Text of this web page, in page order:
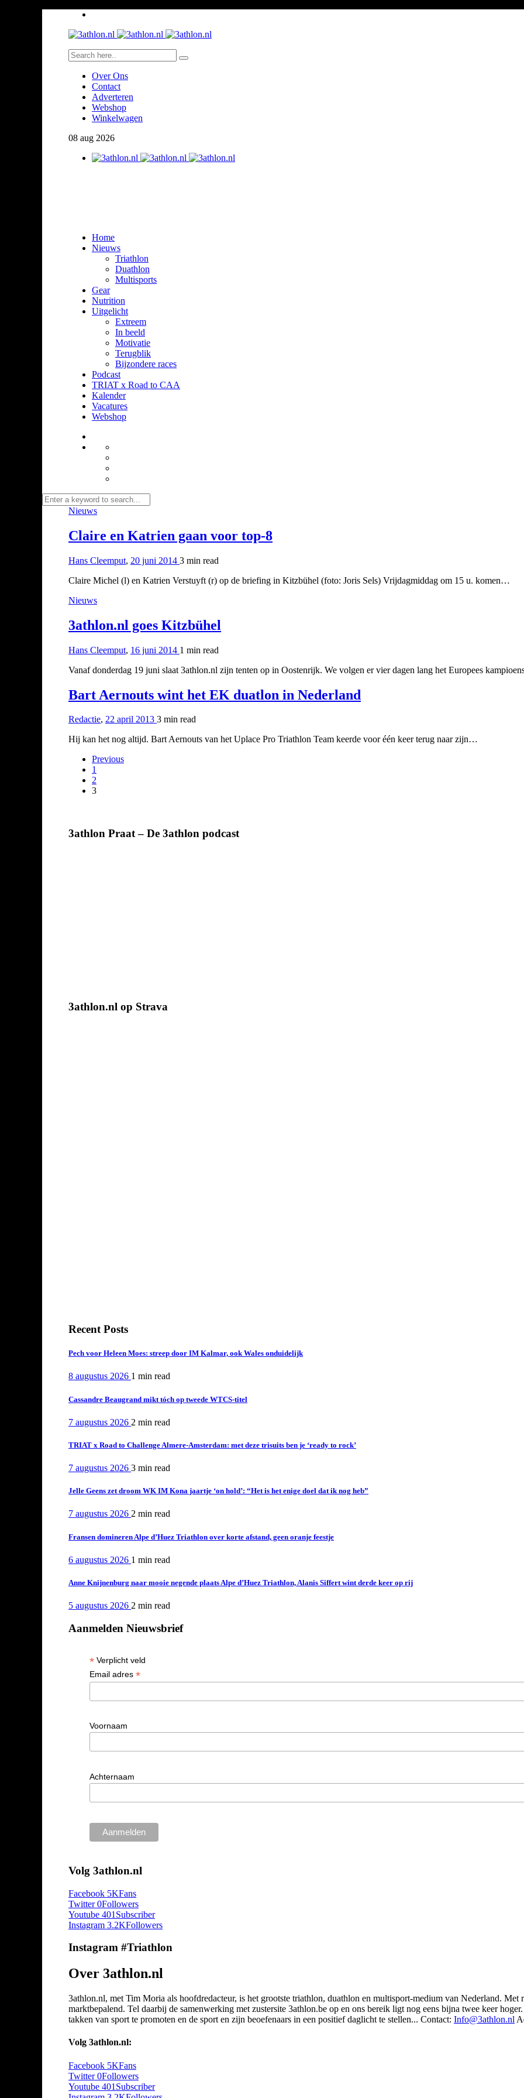
Over Ons
Contact
Adverteren
Webshop
Winkelwagen
08 aug 2026
Home
Nieuws
Triathlon
Duathlon
Multisports
Gear
Nutrition
Uitgelicht
Extreem
In beeld
Motivatie
Terugblik
Bijzondere races
Podcast
TRIAT x Road to CAA
Kalender
Vacatures
Webshop
Nieuws
Claire en Katrien gaan voor top-8
Hans Cleemput, 20 juni 2014 3 min read
Claire Michel (l) en Katrien Verstuyft (r) op de briefing in Kitzbühel (foto: Joris Sels) Vrijdagmiddag om 15 u. komen…
Nieuws
3athlon.nl goes Kitzbühel
Hans Cleemput, 16 juni 2014 1 min read
Vanaf donderdag 19 juni slaat 3athlon.nl zijn tenten op in Oostenrijk. We volgen er vier dagen lang het Europees
Bart Aernouts wint het EK duatlon in Nederland
Redactie, 22 april 2013 3 min read
Hij kan het nog altijd. Bart Aernouts van het Uplace Pro Triathlon Team keerde voor één keer terug naar zijn…
Previous
1
2
3
3athlon Praat – De 3athlon podcast
3athlon.nl op Strava
Recent Posts
Pech voor Heleen Moes: streep door IM Kalmar, ook Wales onduidelijk
8 augustus 2026 1 min read
Cassandre Beaugrand mikt tóch op tweede WTCS-titel
7 augustus 2026 2 min read
TRIAT x Road to Challenge Almere-Amsterdam: met deze trisuits ben je ‘ready to rock’
7 augustus 2026 3 min read
Jelle Geens zet droom WK IM Kona jaartje ‘on hold’: “Het is het enige doel dat ik nog heb”
7 augustus 2026 2 min read
Fransen domineren Alpe d’Huez Triathlon over korte afstand, geen oranje feestje
6 augustus 2026 1 min read
Anne Knijnenburg naar mooie negende plaats Alpe d’Huez Triathlon, Alanis Siffert wint derde keer op rij
5 augustus 2026 2 min read
Aanmelden Nieuwsbrief
* Verplicht veld
Email adres *
Voornaam
Achternaam
Volg 3athlon.nl
Facebook 5KFans
Twitter 0Followers
Youtube 401 Subscriber
Instagram 3.2KFollowers
Instagram #Triathlon
Over 3athlon.nl
3athlon.nl, met Tim Moria als hoofdredacteur, is het grootste triathlon, duathlon en multisport-medium van Nederland.
marktbepalend. Tel daarbij de samenwerking met zustersite 3athlon.be op en ons bereik ligt nog eens bijna twee keer
takken van sport te promoten en de sport en zijn beoefenaars in een positief daglicht te stellen... Contact: Info@3athlon.nl
Volg 3athlon.nl:
Facebook 5KFans
Twitter 0Followers
Youtube 401 Subscriber